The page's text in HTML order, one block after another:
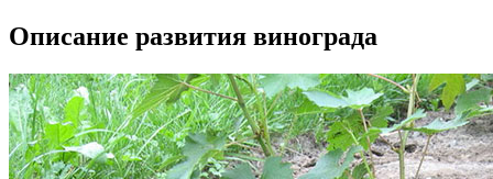
Описание развития винограда